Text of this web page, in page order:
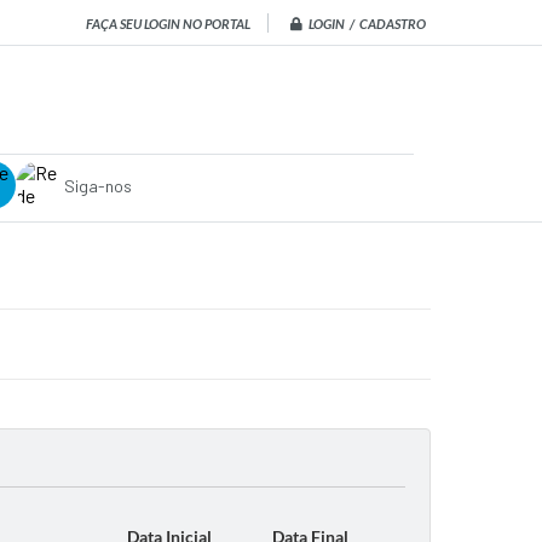
FAÇA SEU LOGIN NO PORTAL LOGIN / CADASTRO
Siga-nos
Data Inicial Data Final